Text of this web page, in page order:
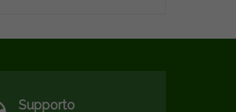
Supporto